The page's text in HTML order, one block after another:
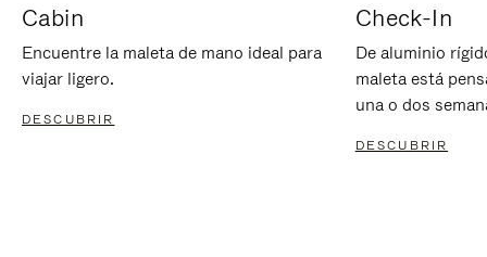
Cabin
Encuentre la maleta de mano ideal para
viajar ligero.
DESCUBRIR
Check-In
De aluminio
maleta está
una o dos
DESCUBRIR